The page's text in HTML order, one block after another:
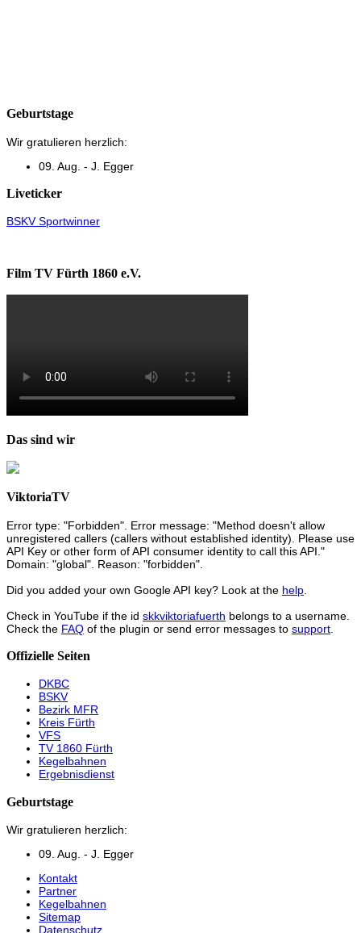
Geburtstage
Wir gratulieren herzlich:
09. Aug. - J. Egger
Liveticker
BSKV Sportwinner
Film TV Fürth 1860 e.V.
Das sind wir
ViktoriaTV
Error type: "Forbidden". Error message: "Method doesn't allow
unregistered callers (callers without established identity). Please use
API Key or other form of API consumer identity to call this API."
Domain: "global". Reason: "forbidden".
Did you added your own Google API key? Look at the help
Check in YouTube if the id skkviktoriafuerth belongs to a username.
Check the FAQ of the plugin or send error messages to support
Offizielle Seiten
DKBC
BSKV
Bezirk MFR
Kreis Fürth
VFS
TV 1860 Fürth
Kegelbahnen
Ergebnisdienst
Geburtstage
Wir gratulieren herzlich:
09. Aug. - J. Egger
Kontakt
Partner
Kegelbahnen
Sitemap
Datenschutz